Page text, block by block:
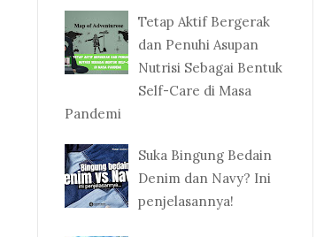
Tetap Aktif Bergerak
dan Penuhi Asupan
Nutrisi Sebagai Bentuk
Self-Care di Masa
Pandemi
Suka Bingung Bedain
Denim dan Navy? Ini
penjelasannya!